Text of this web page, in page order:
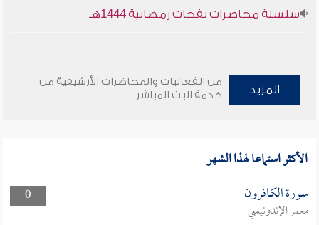
سلسلة محاضرات نفحات رمضانية 1444هـ
المزيد
من الفعاليات والمحاضرات الأرشيفية من
خدمة البث المباشر
الأكثر استماعا لهذا الشهر
0 سورة الكافرون
معمر الإندونيسي